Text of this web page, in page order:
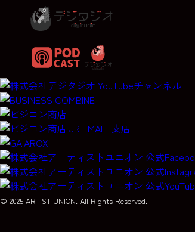
© 2025 ARTIST UNION. All Rights Reserved.